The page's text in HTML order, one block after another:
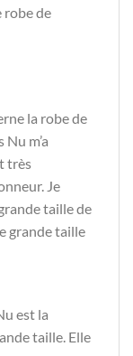
robe de
la robe de
m’a
très
Je
taille de
grande taille
est la
taille. Elle